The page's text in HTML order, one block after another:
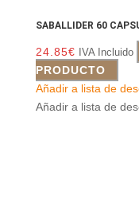
SABALLIDER 60
24.85€ IVA Incluido
PRODUCTO
Añadir a lista de
Añadir a lista de